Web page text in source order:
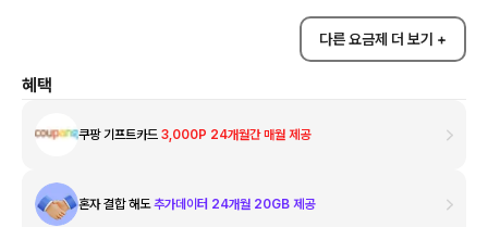
다른 요금제 더 보기 +
혜택
쿠팡 기프트카드 3,000P 24개월간 매월 제공
혼자 결합 해도추가데이터 24개월 20GB 제공